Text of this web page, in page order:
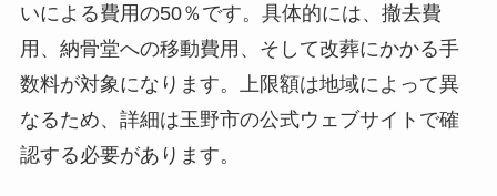
いによる費用の50％です。具体的には、撤去費
用、納骨堂への移動費用、そして改葬にかかる手
数料が対象になります。上限額は地域によって異
なるため、詳細は玉野市の公式ウェブサイトで確
認する必要があります。